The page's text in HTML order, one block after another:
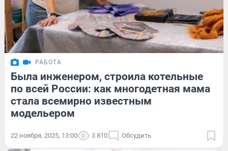
РАБОТА
Была инженером, строила котельные
по всей России: как многодетная мама
стала всемирно известным
модельером
22 ноября, 2025, 13:00 3 810 Обсудить